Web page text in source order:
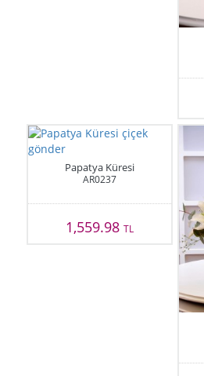
Papatya Küresi
AR0237
1,559.98TL